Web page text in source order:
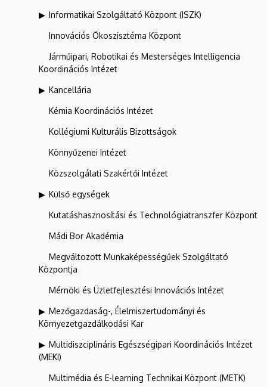
Informatikai Szolgáltató Központ (ISZK)
Innovációs Ökoszisztéma Központ
Járműipari, Robotikai és Mesterséges Intelligencia
Koordinációs Intézet
Kancellária
Kémia Koordinációs Intézet
Kollégiumi Kulturális Bizottságok
Könnyűzenei Intézet
Közszolgálati Szakértői Intézet
Külső egységek
Kutatáshasznosítási és Technológiatranszfer Központ
Mádi Bor Akadémia
Megváltozott Munkaképességűek Szolgáltató
Központja
Mérnöki és Üzletfejlesztési Innovációs Intézet
Mezőgazdaság-, Élelmiszertudományi és
Környezetgazdálkodási Kar
Multidiszciplináris Egészségipari Koordinációs Intézet
(MEKI)
Multimédia és E-learning Technikai Központ (METK)